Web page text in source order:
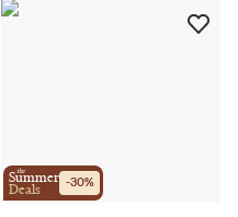
the
Summer
Deals -30%